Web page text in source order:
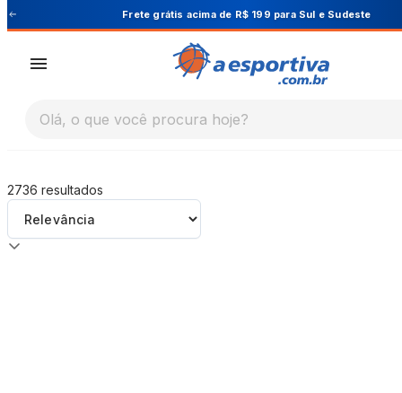
A Esportiva
Sul e Sudeste Cupom PRIMEIRA10
Olá, o que você procura hoje?
2736 resultados